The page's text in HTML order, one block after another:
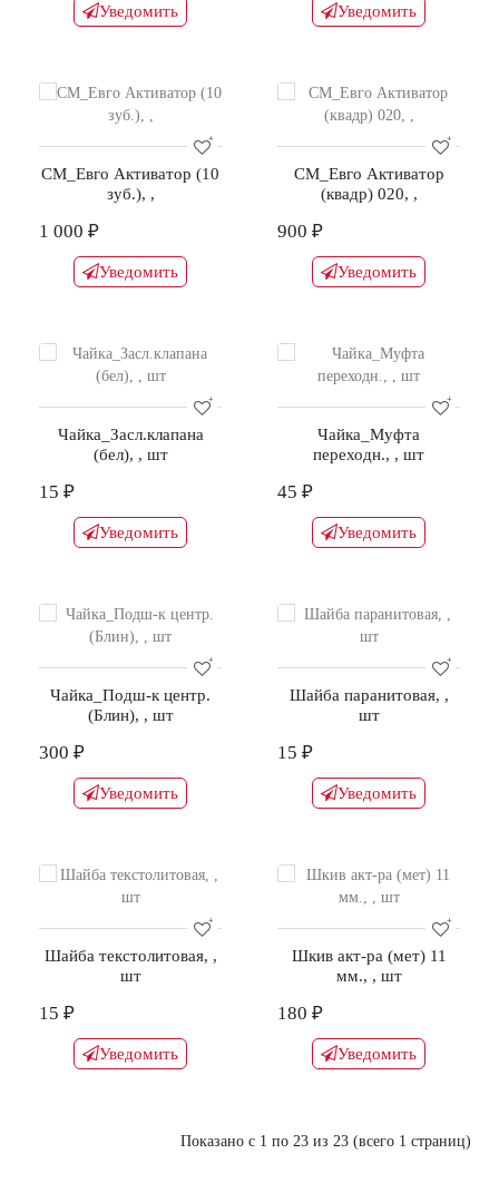
Уведомить Уведомить
СМ_Евго Активатор (10
зуб.), ,
1 000 ₽
Уведомить
СМ_Евго Активатор
(квадр) 020, ,
900 ₽
Уведомить
Чайка_Засл.клапана
(бел), , шт
15 ₽
Уведомить
Чайка_Муфта
переходн., , шт
45 ₽
Уведомить
Чайка_Подш-к центр.
(Блин), , шт
300 ₽
Уведомить
Шайба паранитовая, ,
шт
15 ₽
Уведомить
Шайба текстолитовая, ,
шт
15 ₽
Уведомить
Шкив акт-ра (мет) 11
мм., , шт
180 ₽
Уведомить
Показано с 1 по 23 из 23 (всего 1 страниц)